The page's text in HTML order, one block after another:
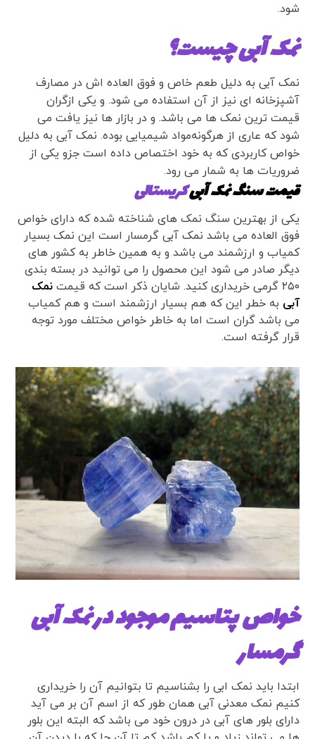
شود.
نمک آبی چیست؟
نمک آبی به دلیل طعم خاص و فوق العاده اش در مصارف
آشپزخانه ای نیز از آن استفاده می شود. و یکی از‌گران
قیمت ترین نمک ها می باشد. و در بازار ها نیز یافت می
شود که عاری از هرگونه‌مواد شیمیایی بوده. نمک آبی به دلیل
خواص کاربردی که به خود اختصاص داده است جزو یکی از
ضروریات ها به شمار می رود.
قیمت سنگ نمک آبیکریستالی
یکی از بهترین سنگ نمک های شناخته شده که دارای خواص
فوق العاده می باشد نمک آبی گرمسار است این نمک بسیار
کمیاب و ارزشمند می باشد و به همین خاطر به کشور های
دیگر صادر می شود این محصول را می توانید در بسته بندی
۲۵۰ گرمی خریداری کنید. شایان ذکر است که قیمت
نمک
آبی به خطر این که هم بسیار ارزشمند است و هم کمیاب
می باشد گران است اما به خاطر خواص مختلف مورد توجه
قرار گرفته است.
خواص پتاسیم موجود در نمک آبی
گرمسار
ابتدا باید نمک ابی را بشناسیم تا بتوانیم آن را خریداری
کنیم نمک معدنی آبی همان طور که از اسم آن بر می آید
دارای بلور های آبی در درون خود می باشد که البته این بلور